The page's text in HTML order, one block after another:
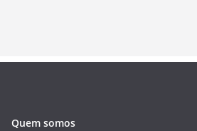
Quem somos